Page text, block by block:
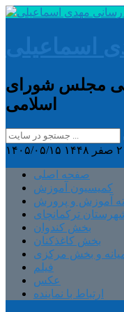
مجلس شورای
اسلامی
۱۴۰۵/۰۵/۱۵
صفحه اصلی
کمیسیون آموزش
آموزش و پرورش
ترکمانچای
بخش کندوان
بخش کاغذکنان
و بخش مرکزی
فیلم
عکس
ارتباط با نماینده